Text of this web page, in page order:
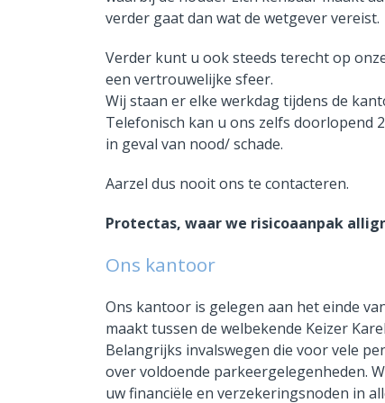
verder gaat dan wat de wetgever vereist.
Verder kunt u ook steeds terecht op
een vertrouwelijke sfeer.
Wij staan er elke werkdag tijdens de
Telefonisch kan u ons zelfs doorlopend
in geval van nood/ schade.
Aarzel dus nooit ons te contacteren.
Protectas, waar we risicoaanpak
Ons kantoor
Ons kantoor is gelegen aan het einde
maakt tussen de welbekende Keizer
Belangrijks invalswegen die voor vele
over voldoende parkeergelegenheden.
uw financiële en verzekeringsnoden in